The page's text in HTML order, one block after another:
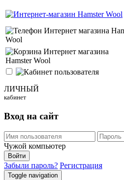
ЛИЧНЫЙ
кабинет
Вход на сайт
Чужой компьютер
Забыли пароль? Регистрация
Toggle navigation